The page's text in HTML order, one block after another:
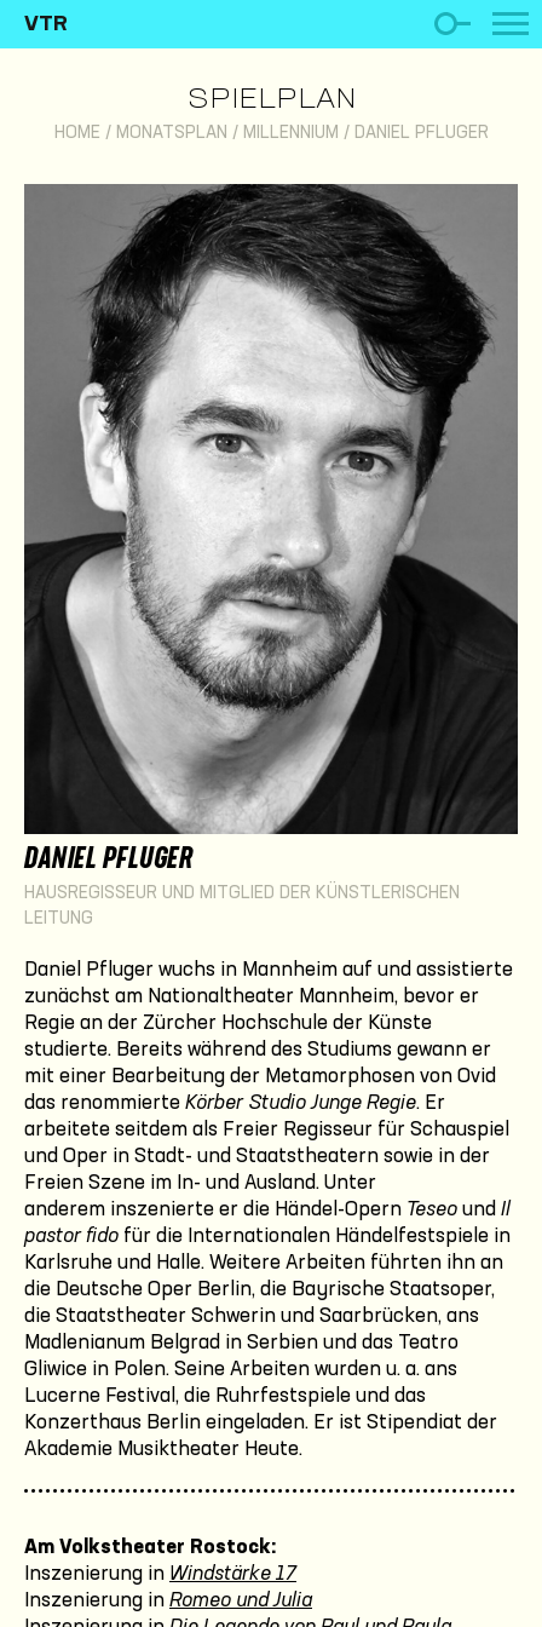
VTR
SPIELPLAN
HOME / MONATSPLAN / MILLENNIUM / DANIEL PFLUGER
DANIEL PFLUGER
HAUSREGISSEUR UND MITGLIED DER KÜNSTLERISCHEN
LEITUNG
Daniel Pfluger wuchs in Mannheim auf und assistierte
zunächst am Nationaltheater Mannheim, bevor er
Regie an der Zürcher Hochschule der Künste
studierte. Bereits während des Studiums gewann er
mit einer Bearbeitung der Metamorphosen von Ovid
das renommierte Körber Studio Junge Regie. Er
arbeitete seitdem als Freier Regisseur für Schauspiel
und Oper in Stadt- und Staatstheatern sowie in der
Freien Szene im In- und Ausland. Unter
anderem inszenierte er die Händel-Opern Teseo und Il
pastor fido für die Internationalen Händelfestspiele in
Karlsruhe und Halle. Weitere Arbeiten führten ihn an
die Deutsche Oper Berlin, die Bayrische Staatsoper,
die Staatstheater Schwerin und Saarbrücken, ans
Madlenianum Belgrad in Serbien und das Teatro
Gliwice in Polen. Seine Arbeiten wurden u. a. ans
Lucerne Festival, die Ruhrfestspiele und das
Konzerthaus Berlin eingeladen. Er ist Stipendiat der
Akademie Musiktheater Heute.
Am Volkstheater Rostock:
Inszenierung in Windstärke 17
Inszenierung in Romeo und Julia